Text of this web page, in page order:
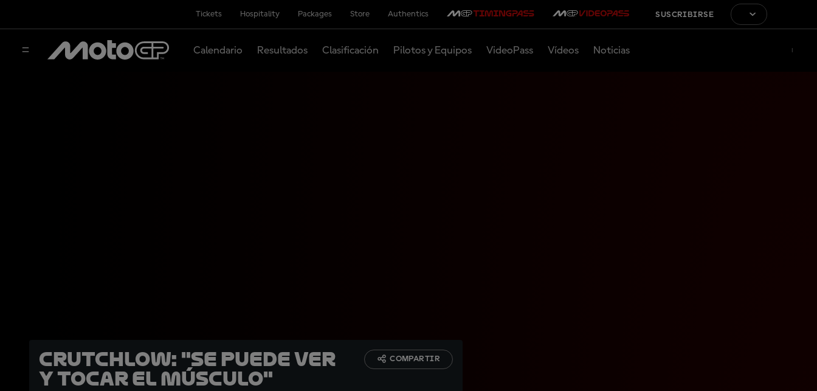
Tickets Hospitality Packages Store Authentics SUSCRIBIRSE
Calendario Resultados Clasificación Pilotos y Equipos VideoPass Vídeos Noticias
Crutchlow: "Se puede ver
y tocar el músculo"
COMPARTIR